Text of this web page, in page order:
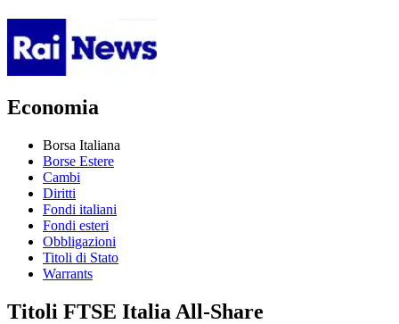
Economia
Borsa Italiana
Borse Estere
Cambi
Diritti
Fondi italiani
Fondi esteri
Obbligazioni
Titoli di Stato
Warrants
Titoli FTSE Italia All-Share